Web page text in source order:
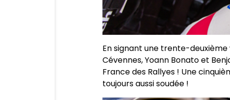
En signant une trente-
Cévennes, Yoann Bonato et
France des Rallyes ! Une
toujours aussi soudée !